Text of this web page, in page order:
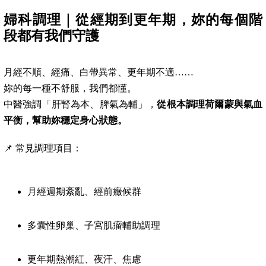
婦科調理｜從經期到更年期，妳的每個階
段都有我們守護
月經不順、經痛、白帶異常、更年期不適……
妳的每一種不舒服，我們都懂。
中醫強調「肝腎為本、脾氣為輔」，從根本調理荷爾蒙與氣血
平衡，幫助妳穩定身心狀態。
📌 常見調理項目：
月經週期紊亂、經前癥候群
多囊性卵巢、子宮肌瘤輔助調理
更年期熱潮紅、夜汗、焦慮